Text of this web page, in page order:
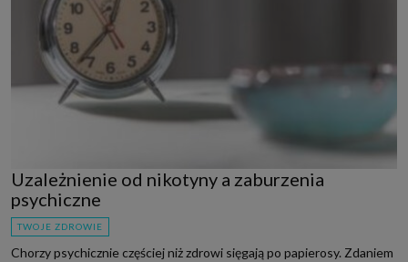
Uzależnienie od nikotyny a zaburzenia
psychiczne
TWOJE ZDROWIE
Chorzy psychicznie częściej niż zdrowi sięgają po papierosy. Zdaniem